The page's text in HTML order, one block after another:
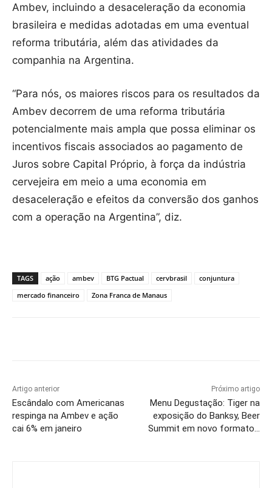
Ambev, incluindo a desaceleração da economia
brasileira e medidas adotadas em uma eventual
reforma tributária, além das atividades da
companhia na Argentina.
“Para nós, os maiores riscos para os resultados da
Ambev decorrem de uma reforma tributária
potencialmente mais ampla que possa eliminar os
incentivos fiscais associados ao pagamento de
Juros sobre Capital Próprio, à força da indústria
cervejeira em meio a uma economia em
desaceleração e efeitos da conversão dos ganhos
com a operação na Argentina”, diz.
TAGS ação ambev BTG Pactual cervbrasil
conjuntura
mercado financeiro
Zona Franca de Manaus
Artigo anterior
Escândalo com Americanas
respinga na Ambev e ação
cai 6% em janeiro
Próximo artigo
Menu Degustação: Tiger na
exposição do Banksy, Beer
Summit em novo formato…